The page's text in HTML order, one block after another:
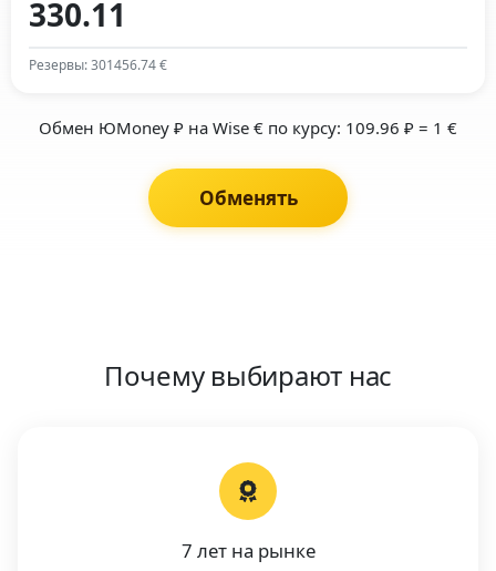
Резервы: 301456.74 €
Обмен ЮMoney ₽ на Wise € по курсу: 109.96 ₽ = 1 €
Обменять
Почему выбирают нас
7 лет на рынке